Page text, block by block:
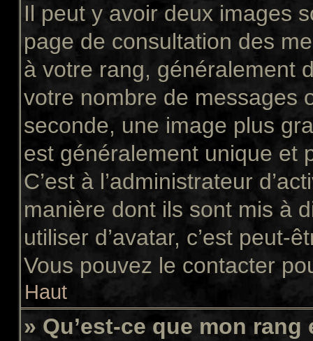
Il peut y avoir deux images
page de consultation des
à votre rang, généralement
votre nombre de messages
seconde, une image plus
est généralement unique et
C’est à l’administrateur
manière dont ils sont mis à
utiliser d’avatar, c’est peut-
Vous pouvez le contacter
Haut
» Qu’est-ce que mon